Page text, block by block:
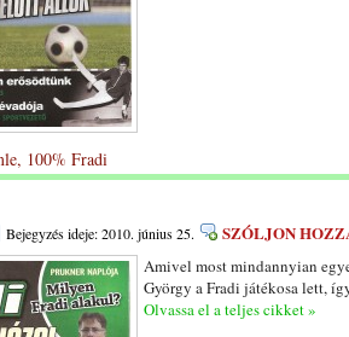
100% Fradi
Bejegyzés ideje: 2010. június 25. SZÓLJON
Amivel most mindannyian
György a Fradi játékosa lett,
Olvassa el a teljes cikket »